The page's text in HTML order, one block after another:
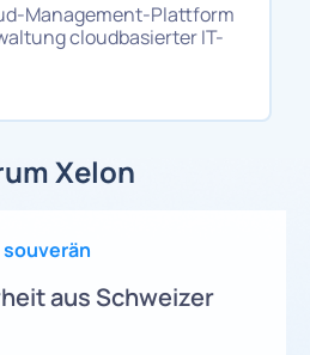
Management-Plattform
cloudbasierter IT-
Xelon
aus Schweizer